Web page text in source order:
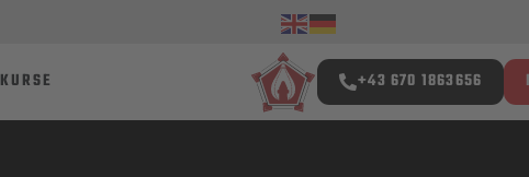
KURSE +43 670 1863656